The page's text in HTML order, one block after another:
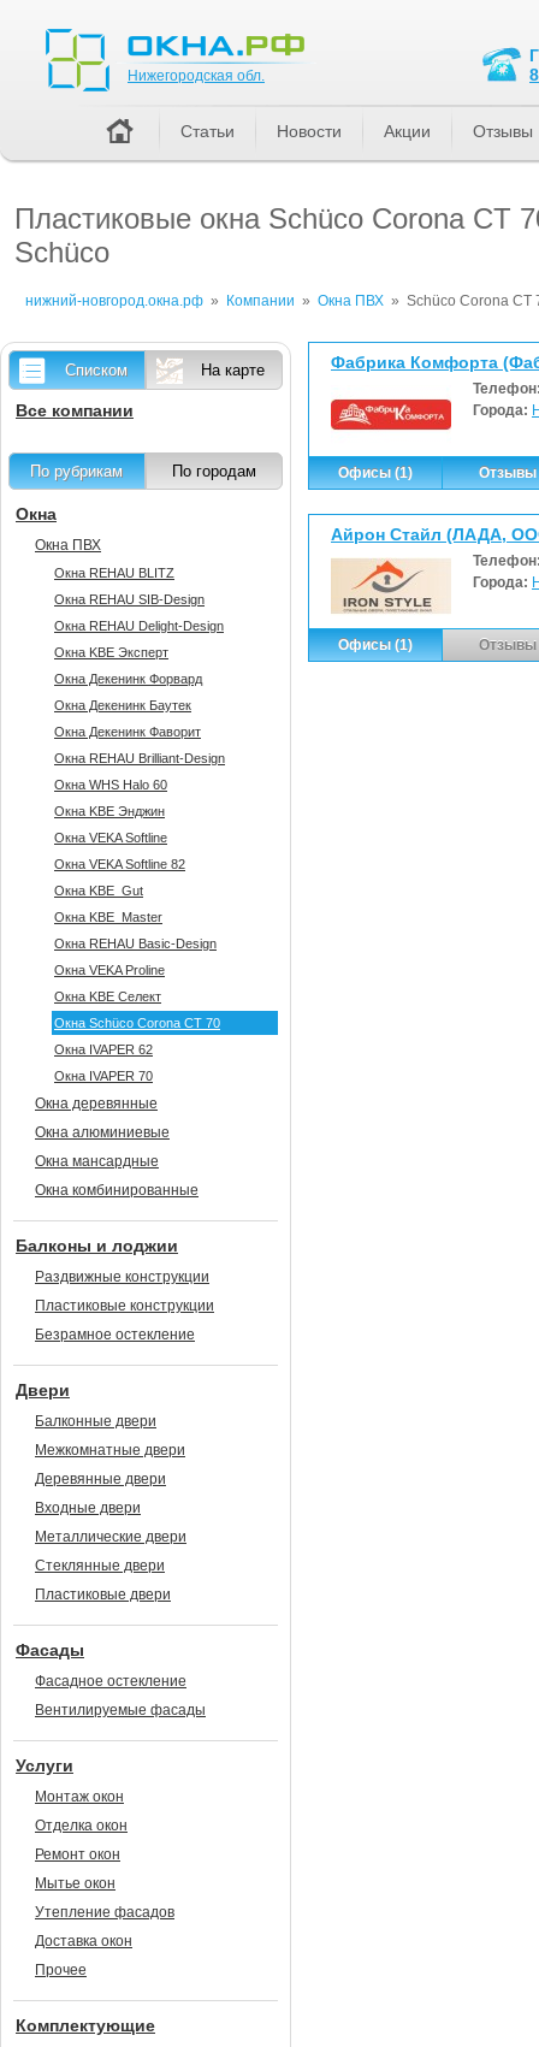
Пластиковые окна Sсhüco Corona CT
Sсhüco
нижний-новгород.окна.рф » Компании » Окна ПВХ » Sсhüco Corona CT
Фабрика Комфорта
Города:
Офисы (1) Отзывы
Айрон Стайл (ЛАДА,
Города:
Офисы (1) Отзывы
Списком На карте
Все компании
По рубрикам По городам
Окна
Окна ПВХ
Окна REHAU BLITZ
Окна REHAU SIB-Design
Окна REHAU Delight-Design
Окна KBE Эксперт
Окна Декенинк Форвард
Окна Декенинк Баутек
Окна Декенинк Фаворит
Окна REHAU Brilliant-Design
Окна WHS Halo 60
Окна KBE Энджин
Окна VEKA Softline
Окна VEKA Softline 82
Окна KBE_Gut
Окна KBE_Master
Окна REHAU Basic-Design
Окна VEKA Proline
Окна KBE Селект
Окна Sсhüco Corona CT 70
Окна IVAPER 62
Окна IVAPER 70
Окна деревянные
Окна алюминиевые
Окна мансардные
Окна комбинированные
Балконы и лоджии
Раздвижные конструкции
Пластиковые конструкции
Безрамное остекление
Двери
Балконные двери
Межкомнатные двери
Деревянные двери
Входные двери
Металлические двери
Стеклянные двери
Пластиковые двери
Фасады
Фасадное остекление
Вентилируемые фасады
Услуги
Монтаж окон
Отделка окон
Ремонт окон
Мытье окон
Утепление фасадов
Доставка окон
Прочее
Комплектующие
Нижегородская обл.
Статьи Новости Акции Отзывы